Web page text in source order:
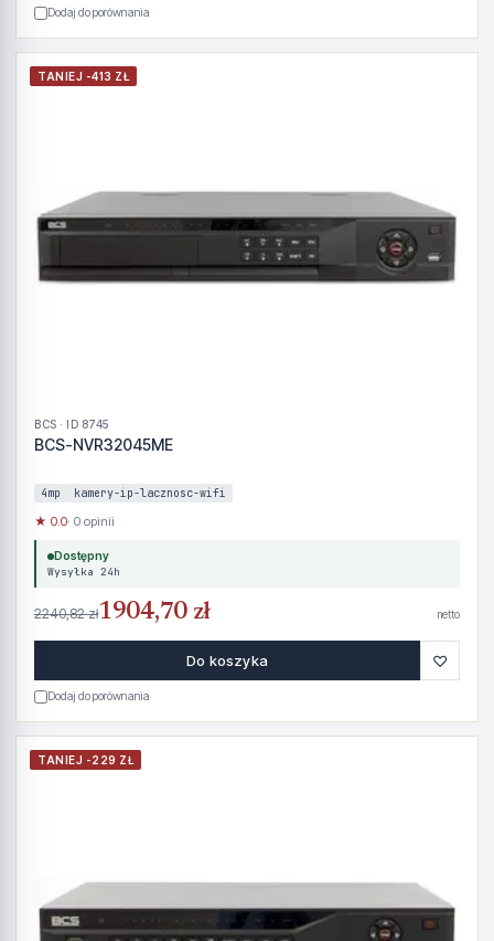
Dodaj do porównania
TANIEJ -413 ZŁ
BCS · ID 8745
BCS-NVR32045ME
4mp kamery-ip-lacznosc-wifi
★ 0.0· 0 opinii
Dostępny
Wysyłka 24h
2240,82 zł1904,70 zł netto
Do koszyka ♡
Dodaj do porównania
TANIEJ -229 ZŁ